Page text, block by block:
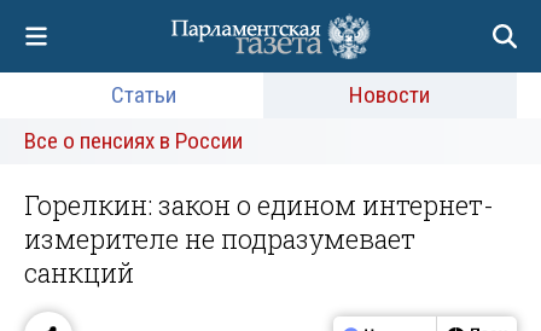
Статьи
Новости
Все о пенсиях в России
Горелкин: закон о едином интернет-
измерителе не подразумевает
санкций